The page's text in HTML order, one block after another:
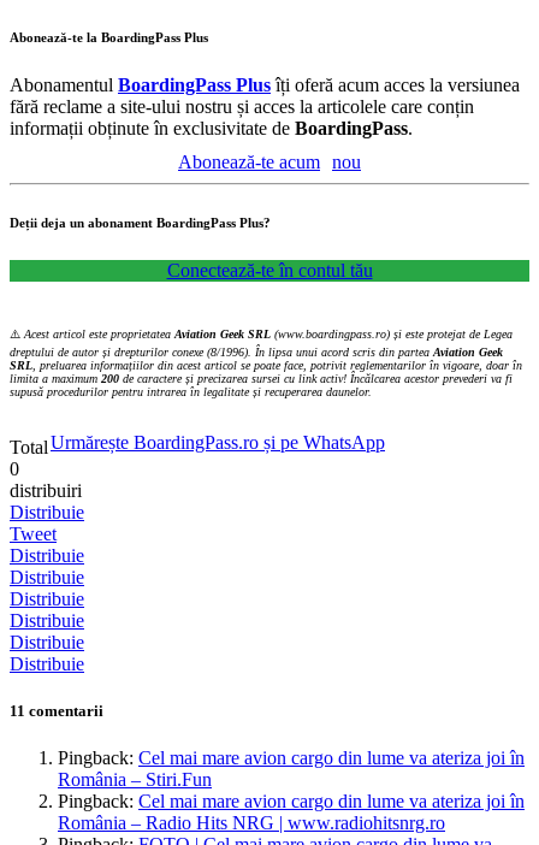
Abonează-te la BoardingPass Plus
Abonamentul BoardingPass Plusîți oferă acum acces la versiunea
fără reclame a site-ului nostru și acces la articolele care conțin
informații obținute în exclusivitate de BoardingPass.
Abonează-te acum nou
Deții deja un abonament BoardingPass Plus?
Conectează-te în contul tău
⚠️ Acest articol este proprietatea Aviation Geek SRL (www.boardingpass.ro) și este protejat de Legea
dreptului de autor și drepturilor conexe (8/1996). În lipsa unui acord scris din partea Aviation Geek
SRL , preluarea informațiilor din acest articol se poate face, potrivit reglementarilor în vigoare, doar în
limita a maximum 200 de caractere și precizarea sursei cu link activ! Încălcarea acestor prevederi va fi
supusă procedurilor pentru intrarea în legalitate și recuperarea daunelor.
Urmărește BoardingPass.ro și pe WhatsApp
Total
0
distribuiri
Distribuie
Tweet
Distribuie
Distribuie
Distribuie
Distribuie
Distribuie
Distribuie
11 comentarii
Pingback: Cel mai mare avion cargo din lume va ateriza joi în
România – Stiri.Fun
Pingback: Cel mai mare avion cargo din lume va ateriza joi în
România – Radio Hits NRG | www.radiohitsnrg.ro